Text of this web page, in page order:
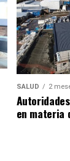
SALUD 2
en materia